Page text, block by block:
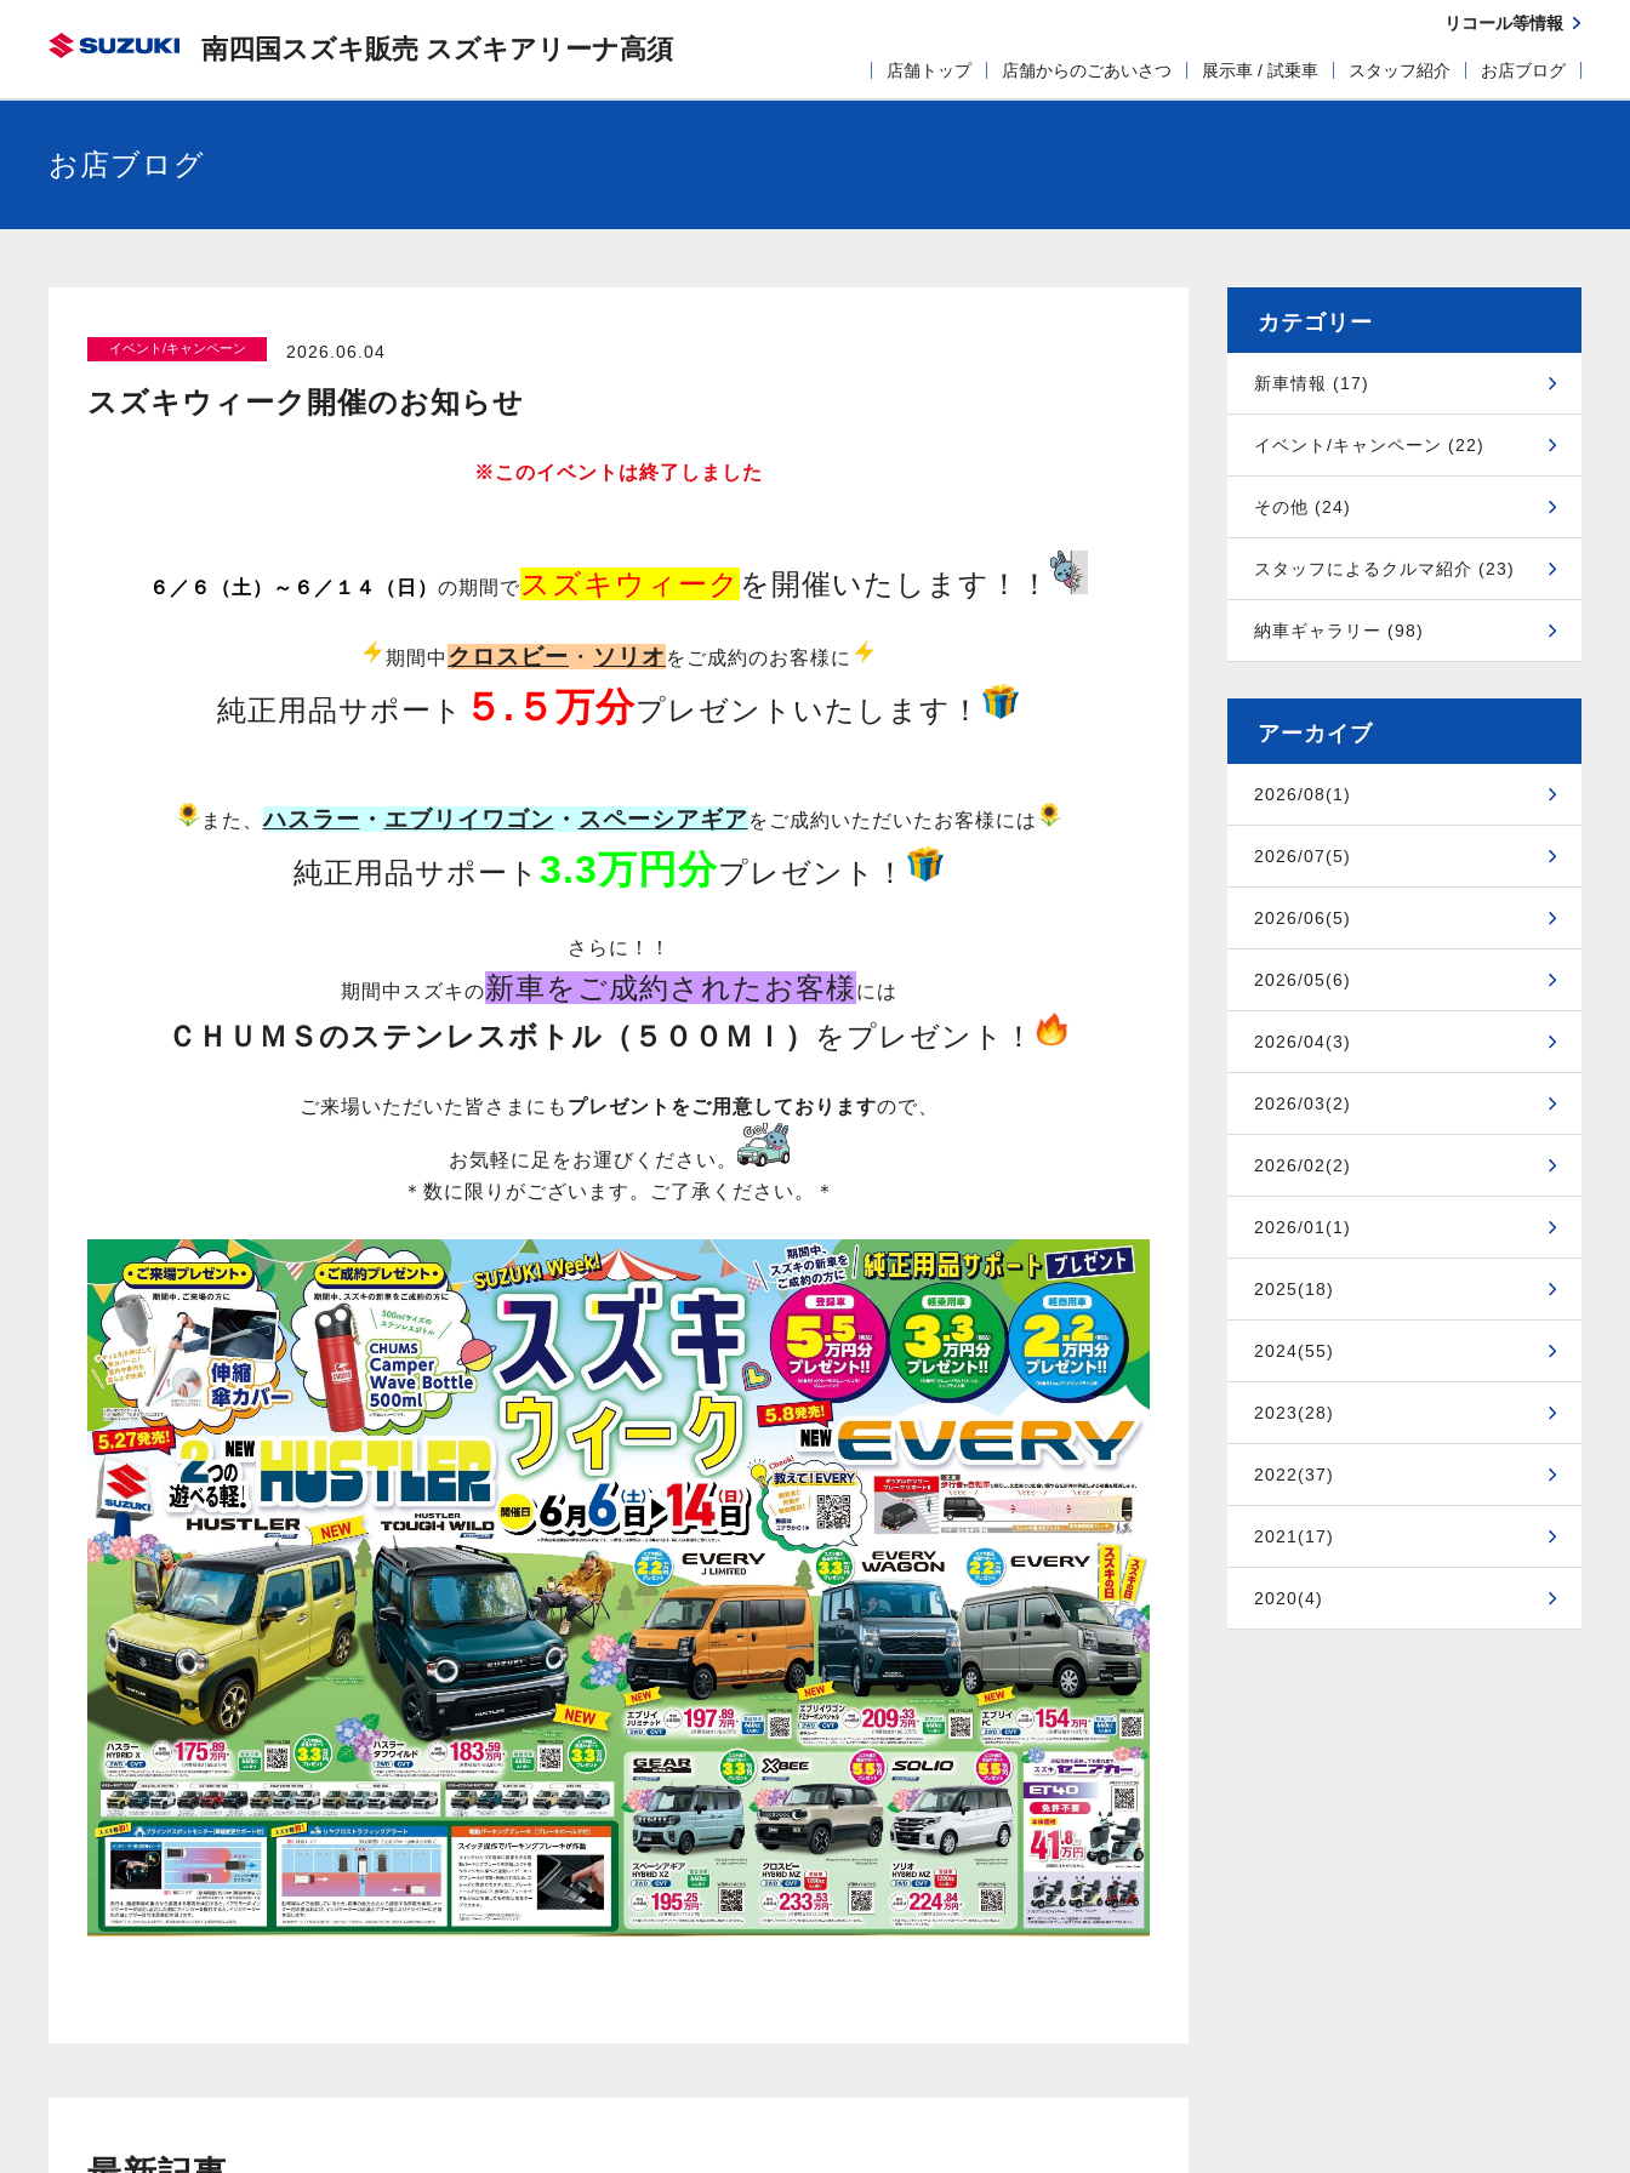
南四国スズキ販売 スズキアリーナ高須
店舗トップ 店舗からのごあいさつ 展示車 / 試乗車 スタッフ紹介 お店ブログ
リコール等情報
お店ブログ
イベント/キャンペーン 2026.06.04
スズキウィーク開催のお知らせ
※このイベントは終了しました
６／６（土）～６／１４（日） の期間で スズキウィーク を開催いたします！！
期間中 クロスビー ・ ソリオ をご成約のお客様に
純正用品サポート ５.５万分プレゼントいたします！
また、ハスラー ・ エブリイワゴン ・ スペーシアギアをご成約いただいたお客様には
純正用品サポート 3.3万円分プレゼント！
さらに！！
期間中スズキの新車をご成約されたお客様には
ＣＨＵＭＳのステンレスボトル（５００Ｍｌ） をプレゼント！
ご来場いただいた皆さまにも プレゼントをご用意しておりますので、
お気軽に足をお運びください。
＊数に限りがございます。ご了承ください。＊
カテゴリー
新車情報 (17)
イベント/キャンペーン (22)
その他 (24)
スタッフによるクルマ紹介 (23)
納車ギャラリー (98)
アーカイブ
2026/08(1)
2026/07(5)
2026/06(5)
2026/05(6)
2026/04(3)
2026/03(2)
2026/02(2)
2026/01(1)
2025(18)
2024(55)
2023(28)
2022(37)
2021(17)
2020(4)